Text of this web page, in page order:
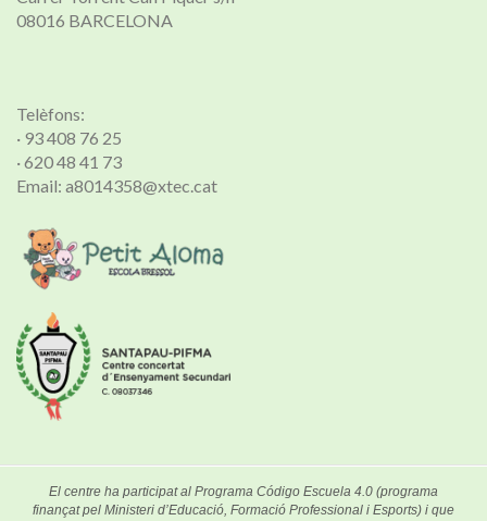
08016 BARCELONA
Telèfons:
· 93 408 76 25
· 620 48 41 73
Email: a8014358@xtec.cat
El centre ha participat al Programa Código Escuela 4.0 (programa
finançat pel Ministeri d’Educació, Formació Professional i Esports) i que